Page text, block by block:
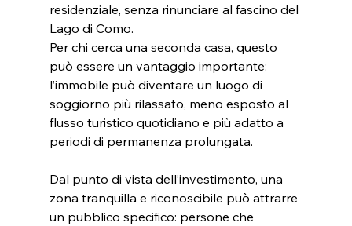
residenziale, senza rinunciare al fascino del
Lago di Como.
Per chi cerca una seconda casa, questo
può essere un vantaggio importante:
l’immobile può diventare un luogo di
soggiorno più rilassato, meno esposto al
flusso turistico quotidiano e più adatto a
periodi di permanenza prolungata.
Dal punto di vista dell’investimento, una
zona tranquilla e riconoscibile può attrarre
un pubblico specifico: persone che